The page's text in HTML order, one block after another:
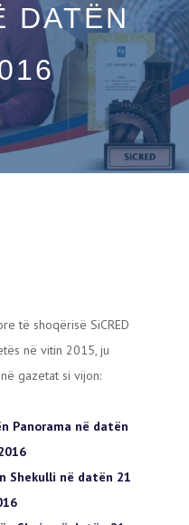
DATËN
të shoqërisë SiCRED
në vitin 2015, ju
gazetat si vijon:
Panorama në datën
Shekulli në datën 21